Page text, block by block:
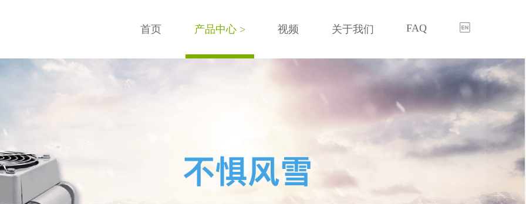
首页 产品中心 > 视频 关于我们 FAQ